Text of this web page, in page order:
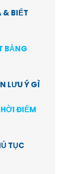
& BIẾT
BẰNG
LƯU Ý GÌ
ĐIỂM
TỤC